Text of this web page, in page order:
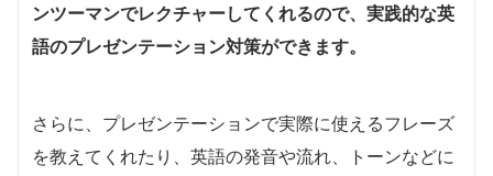
ンツーマンでレクチャーしてくれるので、実践的な英
語のプレゼンテーション対策ができます。
さらに、プレゼンテーションで実際に使えるフレーズ
を教えてくれたり、英語の発音や流れ、トーンなどに